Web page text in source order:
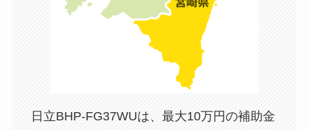
日立BHP-FG37WUは、最大10万円の補助金